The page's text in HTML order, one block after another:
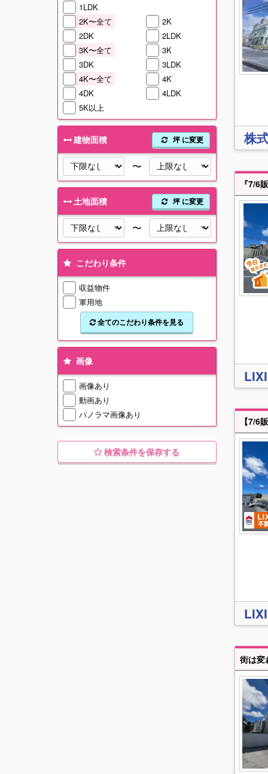
1LDK
2K〜全て
2K
2DK
2LDK
3K〜全て
3K
3DK
3LDK
4K〜全て
4K
4DK
4LDK
5K以上
建物面積 坪 に変更
〜
土地面積 坪 に変更
〜
こだわり条件
収益物件
軍用地
全てのこだわり条件を見る
画像
画像あり
動画あり
パノラマ画像あり
検索条件を保存する
株
街は変